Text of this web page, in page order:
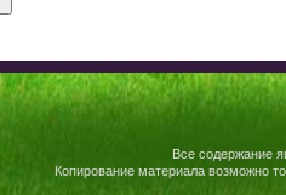
Все содержание
Копирование материала возможно